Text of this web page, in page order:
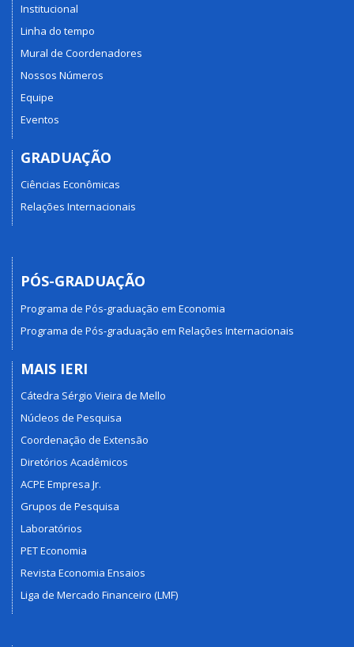
Institucional
Linha do tempo
Mural de Coordenadores
Nossos Números
Equipe
Eventos
GRADUAÇÃO
Ciências Econômicas
Relações Internacionais
PÓS-GRADUAÇÃO
Programa de Pós-graduação em Economia
Programa de Pós-graduação em Relações Internacionais
MAIS IERI
Cátedra Sérgio Vieira de Mello
Núcleos de Pesquisa
Coordenação de Extensão
Diretórios Acadêmicos
ACPE Empresa Jr.
Grupos de Pesquisa
Laboratórios
PET Economia
Revista Economia Ensaios
Liga de Mercado Financeiro (LMF)